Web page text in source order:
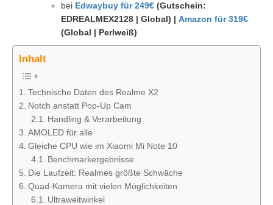
bei Edwaybuy für 249€ (Gutschein:
EDREALMEX2128 | Global) | Amazon für 319€
(Global | Perlweiß)
Inhalt
Technische Daten des Realme X2
Notch anstatt Pop-Up Cam
Handling & Verarbeitung
AMOLED für alle
Gleiche CPU wie im Xiaomi Mi Note 10
Benchmarkergebnisse
Die Laufzeit: Realmes größte Schwäche
Quad-Kamera mit vielen Möglichkeiten
Ultraweitwinkel